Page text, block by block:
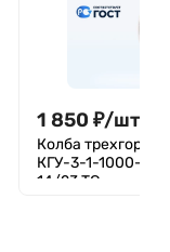
1 850 ₽/шт.
Колба
КГУ-3-1-1000-
14/23 ТС